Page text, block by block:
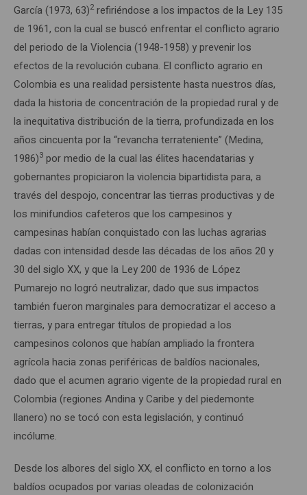
García (1973, 63)2 refiriéndose a los impactos de la Ley 135
de 1961, con la cual se buscó enfrentar el conflicto agrario
del periodo de la Violencia (1948-1958) y prevenir los
efectos de la revolución cubana. El conflicto agrario en
Colombia es una realidad persistente hasta nuestros días,
dada la historia de concentración de la propiedad rural y de
la inequitativa distribución de la tierra, profundizada en los
años cincuenta por la “revancha terrateniente” (Medina,
1986)3 por medio de la cual las élites hacendatarias y
gobernantes propiciaron la violencia bipartidista para, a
través del despojo, concentrar las tierras productivas y de
los minifundios cafeteros que los campesinos y
campesinas habían conquistado con las luchas agrarias
dadas con intensidad desde las décadas de los años 20 y
30 del siglo XX, y que la Ley 200 de 1936 de López
Pumarejo no logró neutralizar, dado que sus impactos
también fueron marginales para democratizar el acceso a
tierras, y para entregar títulos de propiedad a los
campesinos colonos que habían ampliado la frontera
agrícola hacia zonas periféricas de baldíos nacionales,
dado que el acumen agrario vigente de la propiedad rural en
Colombia (regiones Andina y Caribe y del piedemonte
llanero) no se tocó con esta legislación, y continuó
incólume.
Desde los albores del siglo XX, el conflicto en torno a los
baldíos ocupados por varias oleadas de colonización